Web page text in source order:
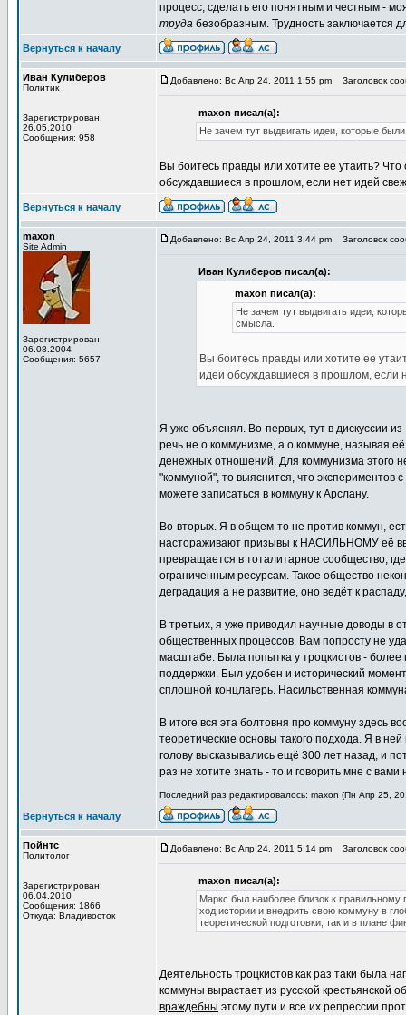
процесс, сделать его понятным и честным -
труда безобразным. Трудность заключается
Вернуться к началу
Иван Кулиберов
Политик
Зарегистрирован:
26.05.2010
Сообщения: 958
Добавлено: Вс Апр 24, 2011 1:55 pm Заголовок
maxon писал(а):
Не зачем тут выдвигать идеи, которые
Вы боитесь правды или хотите ее утаить?
обсуждавшиеся в прошлом, если нет идей
Вернуться к началу
maxon
Site Admin
Зарегистрирован:
06.08.2004
Сообщения: 5657
Добавлено: Вс Апр 24, 2011 3:44 pm Заголовок
Иван Кулиберов писал(а):
maxon писал(а):
Не зачем тут выдвигать идеи,
смысла.
Вы боитесь правды или хотите ее
идеи обсуждавшиеся в прошлом, если
Я уже объяснял. Во-первых, тут в дискуссии
речь не о коммунизме, а о коммуне, называя
денежных отношений. Для коммунизма этого
"коммуной", то выяснится, что экспериментов
можете записаться в коммуну к Арслану.
Во-вторых. Я в общем-то не против коммун,
настораживают призывы к НАСИЛЬНОМУ её
превращается в тоталитарное сообщество,
ограниченным ресурсам. Такое общество
деградация а не развитие, оно ведёт к
В третьих, я уже приводил научные доводы в
общественных процессов. Вам попросту не
масштабе. Была попытка у троцкистов - более
поддержки. Был удобен и исторический
сплошной концлагерь. Насильственная
В итоге вся эта болтовня про коммуну здесь
теоретические основы такого подхода. Я в
голову высказывались ещё 300 лет назад, и
раз не хотите знать - то и говорить мне с
Последний раз редактировалось: maxon (Пн Апр 25,
Вернуться к началу
Пойнтс
Политолог
Зарегистрирован:
06.04.2010
Сообщения: 1866
Откуда: Владивосток
Добавлено: Вс Апр 24, 2011 5:14 pm Заголовок
maxon писал(а):
Маркс был наиболее близок к
ход истории и внедрить свою коммуну в
теоретической подготовки, так и в плане
Деятельность троцкистов как раз таки была
коммуны вырастает из русской
враждебны этому пути и все их репрессии